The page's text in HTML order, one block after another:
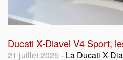
Ducati X-Diavel V4 Sport,
21 juillet 2025 - La Ducati X-